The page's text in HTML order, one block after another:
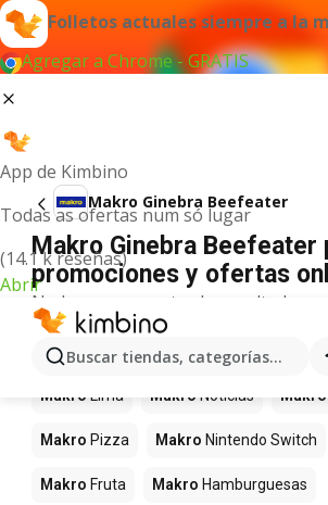
Folletos actuales siempre a la
Agregar a Chrome - GRATIS
App de Kimbino
Todas as ofertas num só lugar
(14.1 k reseñas)
Abrir
Buscar tiendas, categorías,
Makro Ginebra Beefeater
Makro Ginebra Beefeater
promociones y ofertas
No hemos encontrado resultados
término.
Más productos en
Makro Lima Makro Noticias Makro
Makro Pizza Makro Nintendo Switch
Makro Fruta Makro Hamburguesas